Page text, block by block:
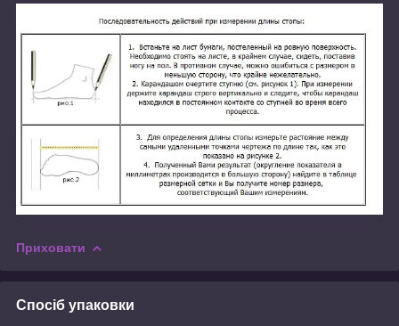
Приховати
Спосіб упаковки